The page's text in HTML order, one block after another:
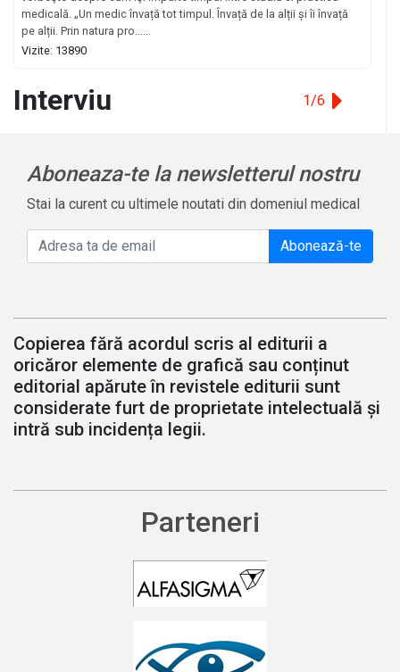
medicală. „Un medic învață tot timpul. Învață de la alții și îi învață
pe alții. Prin natura pro......
Vizite: 13890
Interviu 1/6
Aboneaza-te la newsletterul nostru
Stai la curent cu ultimele noutati din domeniul medical
Abonează-te
Copierea fără acordul scris al editurii a
oricăror elemente de grafică sau conținut
editorial apărute în revistele editurii sunt
considerate furt de proprietate intelectuală și
intră sub incidența legii.
Parteneri